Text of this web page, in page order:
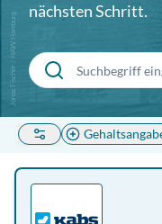
Jonas Fischer / HAW Hamburg
nächsten Schritt.